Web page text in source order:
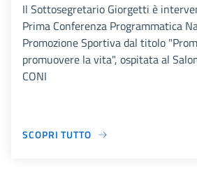
Il Sottosegretario Giorgetti è
Prima Conferenza Programmatica
Promozione Sportiva dal titolo
promuovere la vita", ospitata al
CONI
SCOPRI TUTTO